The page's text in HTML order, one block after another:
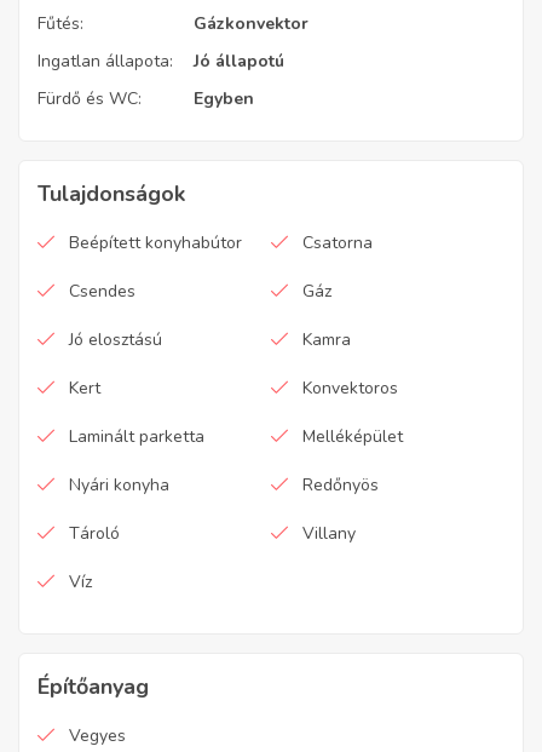
Fűtés:
Gázkonvektor
Ingatlan állapota:
Jó állapotú
Fürdő és WC:
Egyben
Tulajdonságok
Beépített konyhabútor Csatorna
Csendes Gáz
Jó elosztású Kamra
Kert Konvektoros
Laminált parketta Melléképület
Nyári konyha Redőnyös
Tároló Villany
Víz
Építőanyag
Vegyes